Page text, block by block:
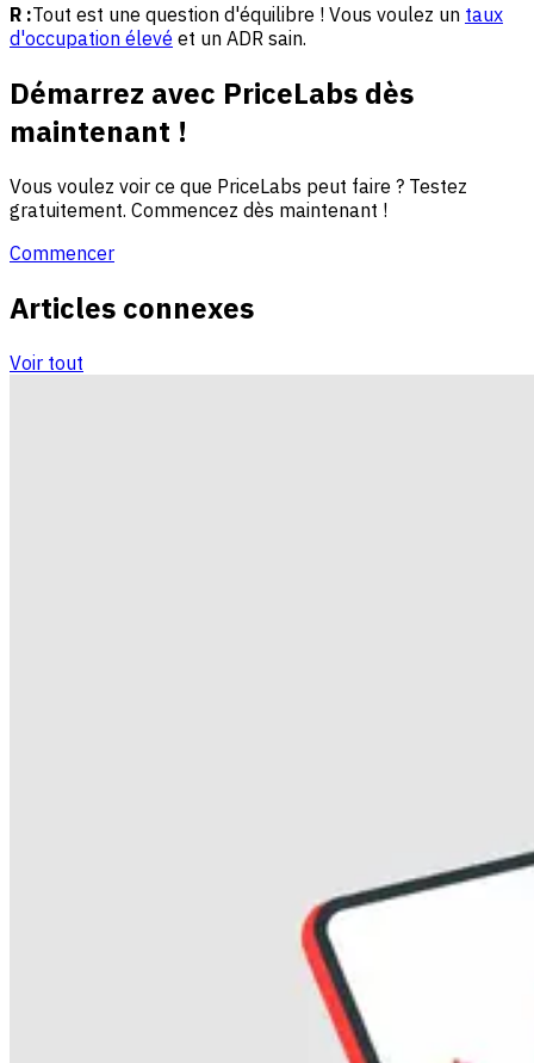
R :Tout est une question d'équilibre ! Vous voulez un taux
d'occupation élevé et un ADR sain.
Démarrez avec PriceLabs dès
maintenant !
Vous voulez voir ce que PriceLabs peut faire ? Testez
gratuitement. Commencez dès maintenant !
Commencer
Articles connexes
Voir tout